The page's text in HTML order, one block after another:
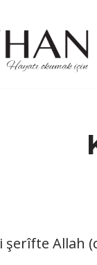
şerîfte Allah